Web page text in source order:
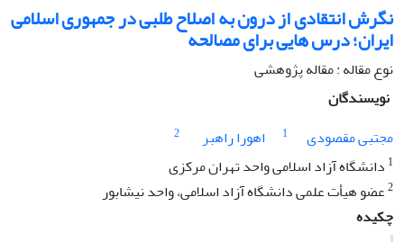
نگرش انتقادی از درون به اصلاح طلبی در جمهوری اسلامی
ایران؛ درس هایی برای مصالحه
نوع مقاله : مقاله پژوهشی
نویسندگان
مجتبی مقصودی
1 اهورا راهبر
2
1 دانشگاه آزاد اسلامی واحد تهران مرکزی
2عضو هیأت علمی دانشگاه آزاد اسلامی، واحد نیشابور
چکیده